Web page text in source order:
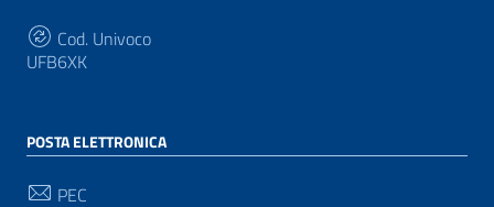
Cod. Univoco
UFB6XK
POSTA ELETTRONICA
PEC